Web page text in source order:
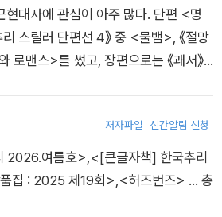
째. 고독과 무료함, 그리고 '그놈'과 싸
유의 몸이 된다.
행한 나는 도로를 달리는 차 안에서 한
을 본다. 검은 수단을 입은 그는 분명,
를 감춘 신학교 동기 스테파노였다.
현대사에 관심이 아주 많다. 단편 <명
스릴러 단편선 4》 중 <물뱀>, 《절망
로맨스>를 썼고, 장편으로는 《괘서》
저자파일 신간알림 신청
2026.여름호> <[큰글자책] 한국추리
집 : 2025 제19회> <허즈번즈> … 총